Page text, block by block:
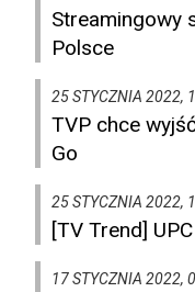
Streamingowy
Polsce
25 STYCZNIA 2022,
TVP chce
Go
25 STYCZNIA 2022,
[TV Trend]
17 STYCZNIA 2022,